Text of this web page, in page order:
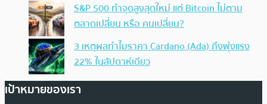
S&P 500 ทำจุดสูงสุดใหม่ แต่ Bitcoin ไม่ตาม
ตลาดเปลี่ยน หรือ คนเปลี่ยน?
3 เหตุผลทำไมราคา Cardano (Ada) ถึงพุ่งแรง
22% ในสัปดาห์เดียว
เป้าหมายของเรา